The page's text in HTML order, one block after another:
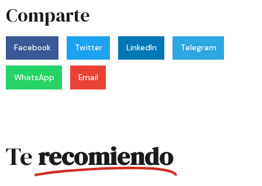
Comparte
Facebook Twitter LinkedIn Telegram
WhatsApp Email
Terecomiendo